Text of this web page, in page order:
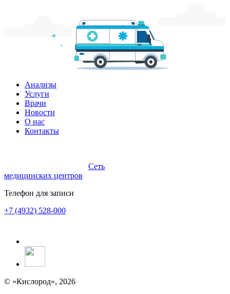
Анализы
Услуги
Врачи
Новости
О нас
Контакты
Сеть
медицинских центров
Телефон для записи
+7 (4932) 528-000
© «Кислород», 2026